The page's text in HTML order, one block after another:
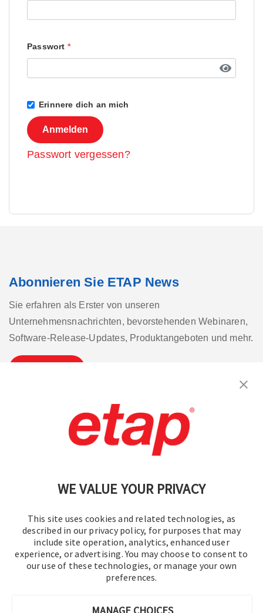
WE VALUE YOUR PRIVACY
This site uses cookies and related technologies, as
described in our privacy policy, for purposes that may
include site operation, analytics, enhanced user
experience, or advertising. You may choose to consent to
our use of these technologies, or manage your own
preferences.
MANAGE CHOICES
Passwort *
Erinnere dich an mich
Anmelden
Passwort vergessen?
Abonnieren Sie ETAP News
Sie erfahren als Erster von unseren
Unternehmensnachrichten, bevorstehenden Webinaren,
Software-Release-Updates, Produktangeboten und mehr.
Kontakt aufnehmen. | Nutzungsbedingungen
Datenschutzrichtlinie | Sitemap
© 2016–2026 Operation Technology, Inc.
Alle Rechte vorbehalten.